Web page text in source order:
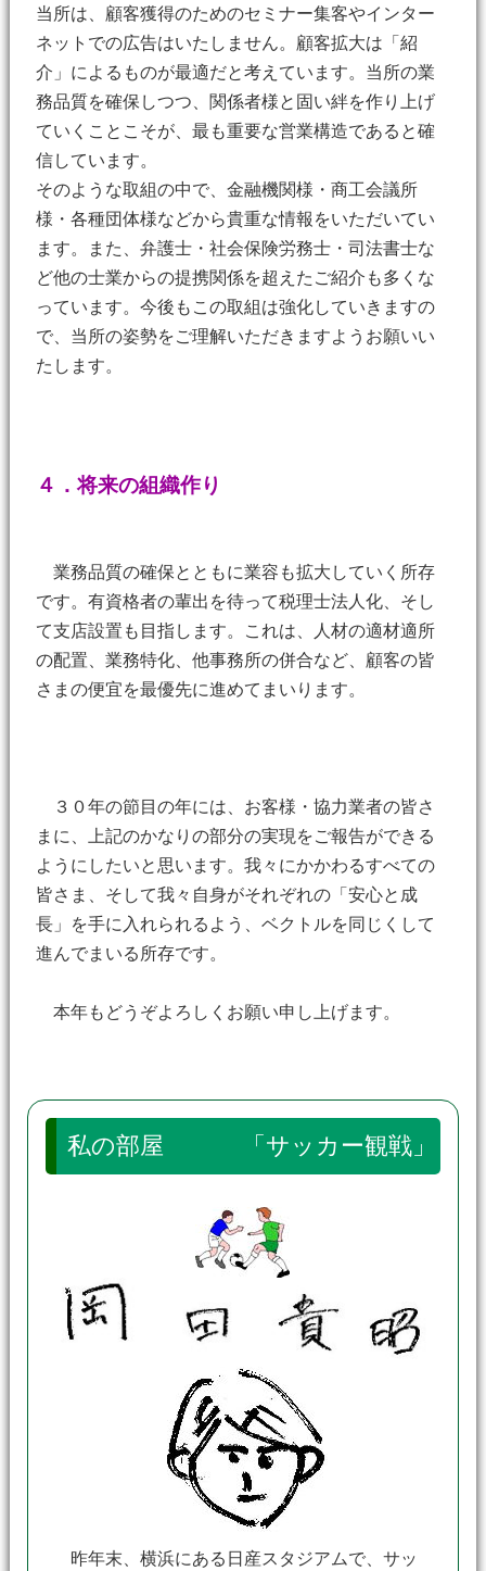
当所は、顧客獲得のためのセミナー集客やインター
ネットでの広告はいたしません。顧客拡大は「紹
介」によるものが最適だと考えています。当所の業
務品質を確保しつつ、関係者様と固い絆を作り上げ
ていくことこそが、最も重要な営業構造であると確
信しています。
そのような取組の中で、金融機関様・商工会議所
様・各種団体様などから貴重な情報をいただいてい
ます。また、弁護士・社会保険労務士・司法書士な
ど他の士業からの提携関係を超えたご紹介も多くな
っています。今後もこの取組は強化していきますの
で、当所の姿勢をご理解いただきますようお願いい
たします。
４．将来の組織作り
業務品質の確保とともに業容も拡大していく所存
です。有資格者の輩出を待って税理士法人化、そし
て支店設置も目指します。これは、人材の適材適所
の配置、業務特化、他事務所の併合など、顧客の皆
さまの便宜を最優先に進めてまいります。
３０年の節目の年には、お客様・協力業者の皆さ
まに、上記のかなりの部分の実現をご報告ができる
ようにしたいと思います。我々にかかわるすべての
皆さま、そして我々自身がそれぞれの「安心と成
長」を手に入れられるよう、ベクトルを同じくして
進んでまいる所存です。
本年もどうぞよろしくお願い申し上げます。
私の部屋 「サッカー観戦」
昨年末、横浜にある日産スタジアムで、サッ